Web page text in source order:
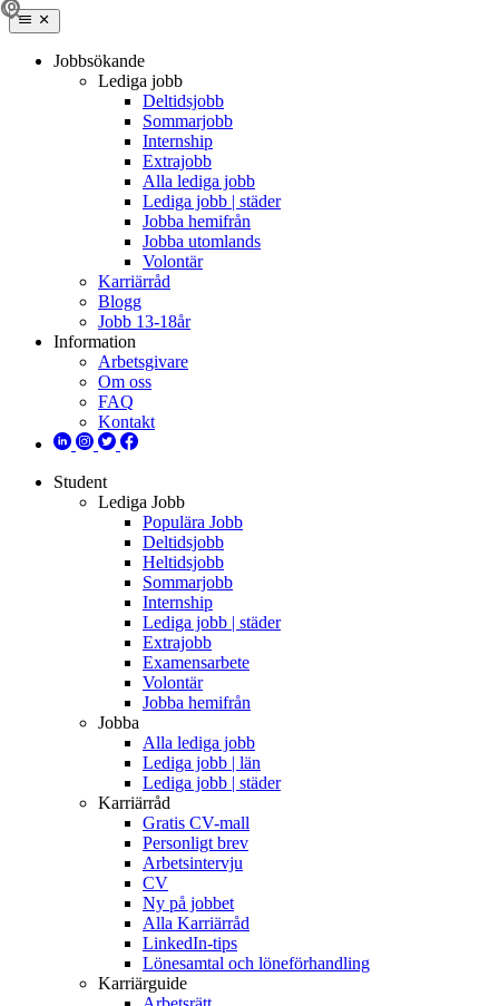
Jobbsökande
Lediga jobb
Deltidsjobb
Sommarjobb
Internship
Extrajobb
Alla lediga jobb
Lediga jobb | städer
Jobba hemifrån
Jobba utomlands
Volontär
Karriärråd
Blogg
Jobb 13-18år
Information
Arbetsgivare
Om oss
FAQ
Kontakt
Student
Lediga Jobb
Populära Jobb
Deltidsjobb
Heltidsjobb
Sommarjobb
Internship
Lediga jobb | städer
Extrajobb
Examensarbete
Volontär
Jobba hemifrån
Jobba
Alla lediga jobb
Lediga jobb | län
Lediga jobb | städer
Karriärråd
Gratis CV-mall
Personligt brev
Arbetsintervju
CV
Ny på jobbet
Alla Karriärråd
LinkedIn-tips
Lönesamtal och löneförhandling
Karriärguide